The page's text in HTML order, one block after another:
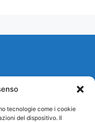
tecnologie come i cookie
del dispositivo. Il
qualità con